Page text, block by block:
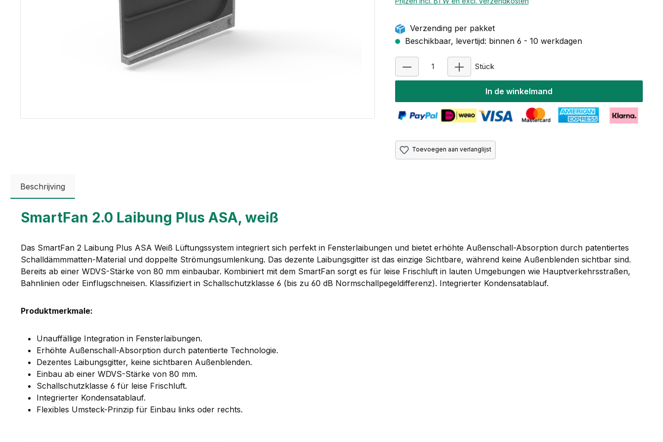
Verzending per pakket
Beschikbaar, levertijd: binnen 6 - 10 werkdagen
Stück
In de winkelmand
Toevoegen aan verlanglijst
Beschrijving
SmartFan 2.0 Laibung Plus ASA, weiß
Das SmartFan 2 Laibung Plus ASA Weiß Lüftungssystem integriert sich perfekt in Fensterlaibungen und bietet erhöhte Außenschall-Absorption durch patentiertes
Schalldämmmatten-Material und doppelte Strömungsumlenkung. Das dezente Laibungsgitter ist das einzige Sichtbare, während keine Außenblenden sichtbar sind.
Bereits ab einer WDVS-Stärke von 80 mm einbaubar. Kombiniert mit dem SmartFan sorgt es für leise Frischluft in lauten Umgebungen wie Hauptverkehrsstraßen,
Bahnlinien oder Einflugschneisen. Klassifiziert in Schallschutzklasse 6 (bis zu 60 dB Normschallpegeldifferenz). Integrierter Kondensatablauf.
Produktmerkmale:
Unauffällige Integration in Fensterlaibungen.
Erhöhte Außenschall-Absorption durch patentierte Technologie.
Dezentes Laibungsgitter, keine sichtbaren Außenblenden.
Einbau ab einer WDVS-Stärke von 80 mm.
Schallschutzklasse 6 für leise Frischluft.
Integrierter Kondensatablauf.
Flexibles Umsteck-Prinzip für Einbau links oder rechts.